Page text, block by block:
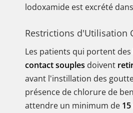
lodoxamide est excrété
Restrictions d'Utilisation
Les patients qui portent des
contact souples doivent
avant l'instillation des
présence de chlorure de
attendre un minimum de